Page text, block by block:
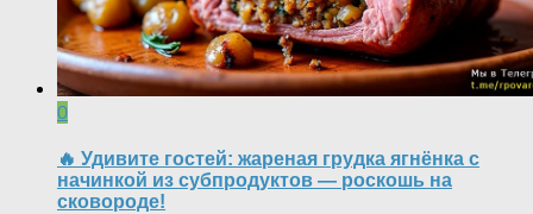
0
🔥 Удивите гостей: жареная грудка ягнёнка с
начинкой из субпродуктов — роскошь на
сковороде!